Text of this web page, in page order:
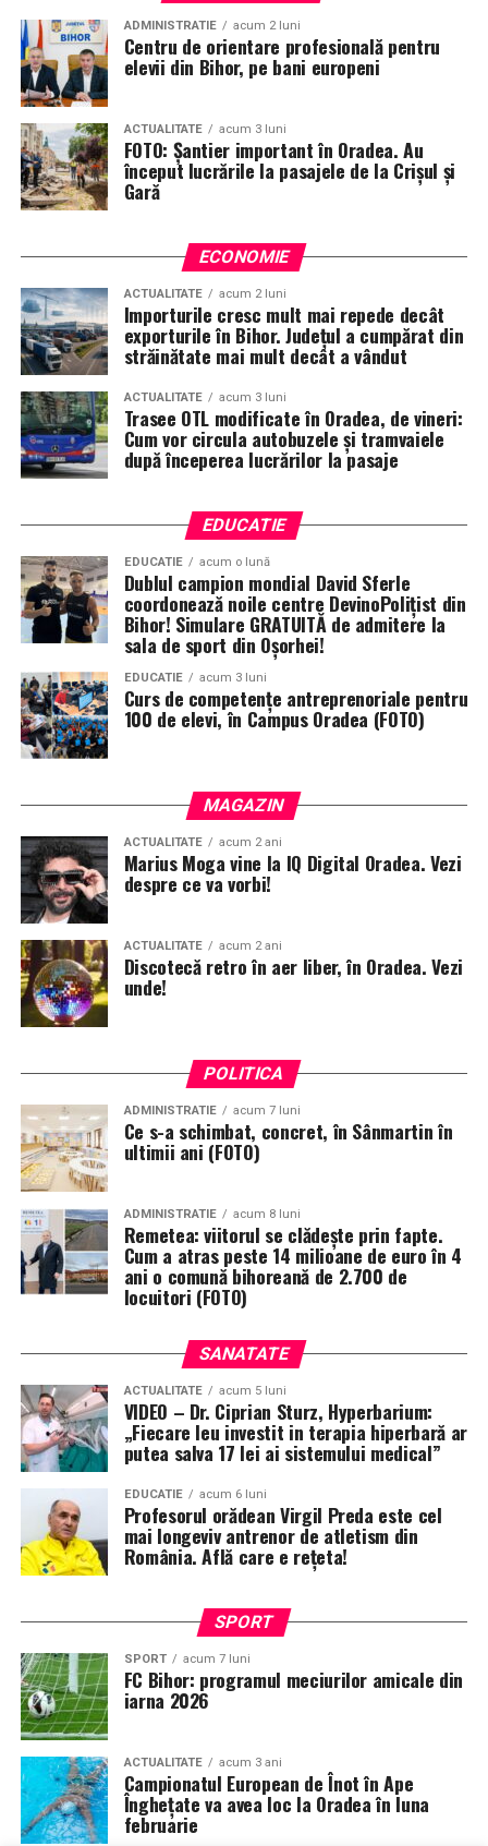
ADMINISTRATIE acum 2 luni
Centru de orientare profesională pentru
elevii din Bihor, pe bani europeni
ACTUALITATE acum 3 luni
FOTO: Șantier important în Oradea. Au
început lucrările la pasajele de la Crișul și
Gară
ECONOMIE
ACTUALITATE acum 2 luni
Importurile cresc mult mai repede decât
exporturile în Bihor. Județul a cumpărat din
străinătate mai mult decât a vândut
ACTUALITATE acum 3 luni
Trasee OTL modificate în Oradea, de vineri:
Cum vor circula autobuzele și tramvaiele
după începerea lucrărilor la pasaje
EDUCATIE
EDUCATIE acum o lună
Dublul campion mondial David Sferle
coordonează noile centre DevinoPolițist din
Bihor! Simulare GRATUITĂ de admitere la
sala de sport din Oșorhei!
EDUCATIE acum 3 luni
Curs de competențe antreprenoriale pentru
100 de elevi, în Campus Oradea (FOTO)
MAGAZIN
ACTUALITATE acum 2 ani
Marius Moga vine la IQ Digital Oradea. Vezi
despre ce va vorbi!
ACTUALITATE acum 2 ani
Discotecă retro în aer liber, în Oradea. Vezi
unde!
POLITICA
ADMINISTRATIE acum 7 luni
Ce s-a schimbat, concret, în Sânmartin în
ultimii ani (FOTO)
ADMINISTRATIE acum 8 luni
Remetea: viitorul se clădește prin fapte.
Cum a atras peste 14 milioane de euro în 4
ani o comună bihoreană de 2.700 de
locuitori (FOTO)
SANATATE
ACTUALITATE acum 5 luni
VIDEO – Dr. Ciprian Sturz, Hyperbarium:
„Fiecare leu investit in terapia hiperbară ar
putea salva 17 lei ai sistemului medical”
EDUCATIE acum 6 luni
Profesorul orădean Virgil Preda este cel
mai longeviv antrenor de atletism din
România. Află care e rețeta!
SPORT
SPORT acum 7 luni
FC Bihor: programul meciurilor amicale din
iarna 2026
ACTUALITATE acum 3 ani
Campionatul European de Înot în Ape
Înghețate va avea loc la Oradea în luna
februarie